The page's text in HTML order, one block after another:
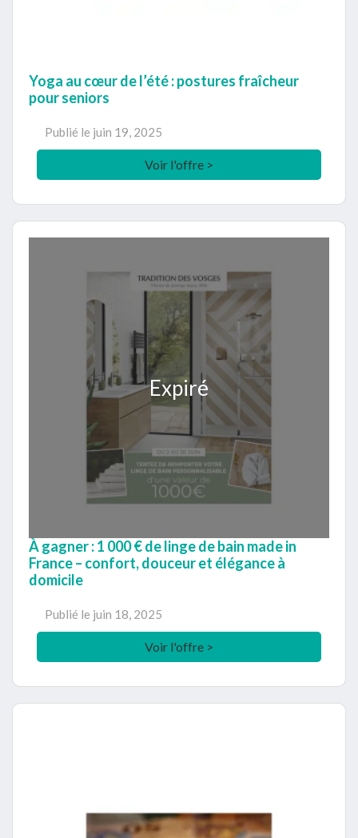
Yoga au cœur de l’été : postures fraîcheur
pour seniors
Publié le juin 19, 2025
Voir l'offre >
Expiré
À gagner : 1 000 € de linge de bain made in
France – confort, douceur et élégance à
domicile
Publié le juin 18, 2025
Voir l'offre >